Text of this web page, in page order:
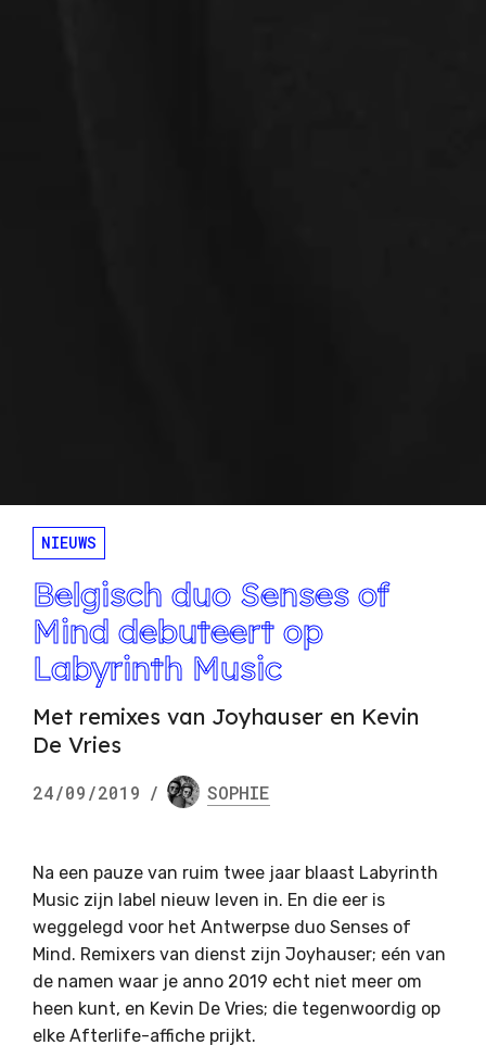
NIEUWS
Belgisch duo Senses of
Mind debuteert op
Labyrinth Music
Met remixes van Joyhauser en Kevin
De Vries
24/09/2019 / SOPHIE
Na een pauze van ruim twee jaar blaast Labyrinth
Music zijn label nieuw leven in. En die eer is
weggelegd voor het Antwerpse duo Senses of
Mind. Remixers van dienst zijn Joyhauser; eén van
de namen waar je anno 2019 echt niet meer om
heen kunt, en Kevin De Vries; die tegenwoordig op
elke Afterlife-affiche prijkt.